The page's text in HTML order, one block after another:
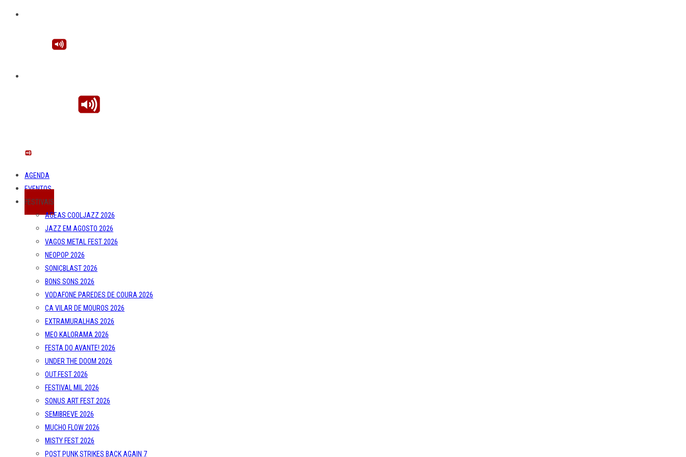
AGENDA
EVENTOS
FESTIVAIS
AGEAS COOLJAZZ 2026
JAZZ EM AGOSTO 2026
VAGOS METAL FEST 2026
NEOPOP 2026
SONICBLAST 2026
BONS SONS 2026
VODAFONE PAREDES DE COURA 2026
CA VILAR DE MOUROS 2026
EXTRAMURALHAS 2026
MEO KALORAMA 2026
FESTA DO AVANTE! 2026
UNDER THE DOOM 2026
OUT.FEST 2026
FESTIVAL MIL 2026
SONUS ART FEST 2026
SEMIBREVE 2026
MUCHO FLOW 2026
MISTY FEST 2026
POST PUNK STRIKES BACK AGAIN 7